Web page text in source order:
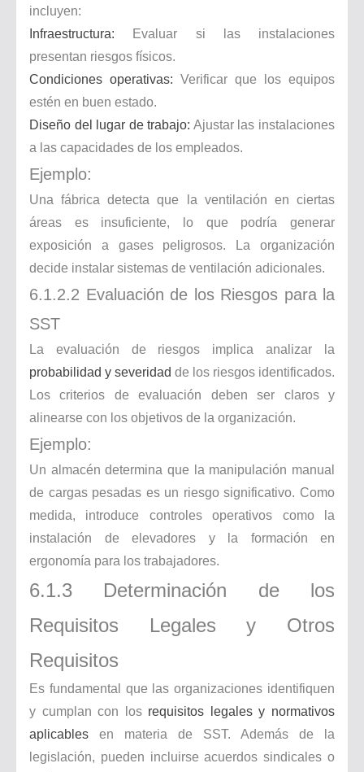
incluyen:
Infraestructura: Evaluar si las instalaciones
presentan riesgos físicos.
Condiciones operativas: Verificar que los equipos
estén en buen estado.
Diseño del lugar de trabajo: Ajustar las instalaciones
a las capacidades de los empleados.
Ejemplo:
Una fábrica detecta que la ventilación en ciertas
áreas es insuficiente, lo que podría generar
exposición a gases peligrosos. La organización
decide instalar sistemas de ventilación adicionales.
6.1.2.2 Evaluación de los Riesgos para la
SST
La evaluación de riesgos implica analizar la
probabilidad y severidad de los riesgos identificados.
Los criterios de evaluación deben ser claros y
alinearse con los objetivos de la organización.
Ejemplo:
Un almacén determina que la manipulación manual
de cargas pesadas es un riesgo significativo. Como
medida, introduce controles operativos como la
instalación de elevadores y la formación en
ergonomía para los trabajadores.
6.1.3 Determinación de los
Requisitos Legales y Otros
Requisitos
Es fundamental que las organizaciones identifiquen
y cumplan con los requisitos legales y normativos
aplicables en materia de SST. Además de la
legislación, pueden incluirse acuerdos sindicales o